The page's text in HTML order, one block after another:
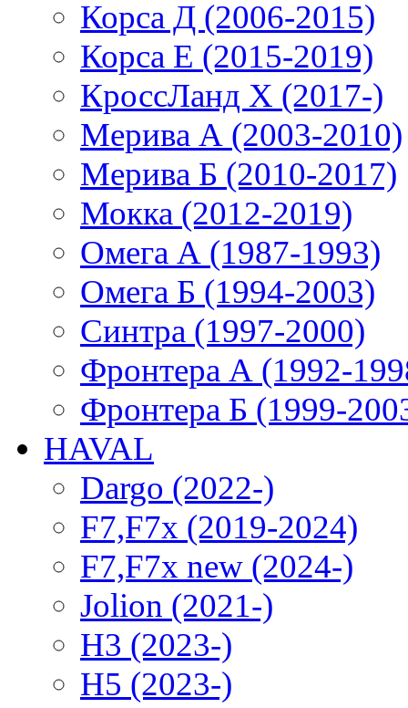
Корса Д (2006-2015)
Корса E (2015-2019)
КроссЛанд X (2017-)
Мерива А (2003-2010)
Мерива Б (2010-2017)
Мокка (2012-2019)
Омега А (1987-1993)
Омега Б (1994-2003)
Синтра (1997-2000)
Фронтера А (1992-
Фронтера Б (1999-
HAVAL
Dargo (2022-)
F7,F7x (2019-2024)
F7,F7x new (2024-)
Jolion (2021-)
H3 (2023-)
H5 (2023-)